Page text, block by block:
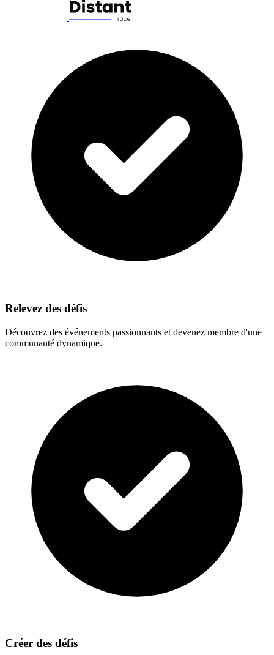
Relevez des défis
Découvrez des événements passionnants et devenez membre d'une
communauté dynamique.
Créer des défis